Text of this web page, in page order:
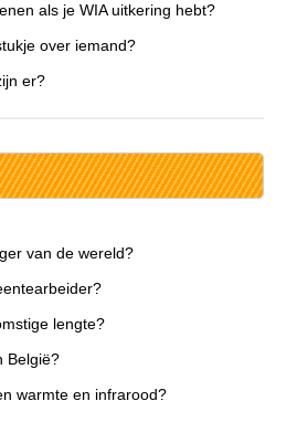
als je WIA uitkering hebt?
over iemand?
er?
van de wereld?
lengte?
België?
warmte en infrarood?